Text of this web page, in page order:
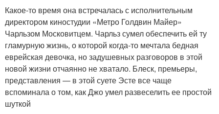
Какое-то время она встречалась с исполнительным
директором киностудии «Метро Голдвин Майер»
Чарльзом Московитцем. Чарльз сумел обеспечить ей ту
гламурную жизнь, о которой когда-то мечтала бедная
еврейская девочка, но задушевных разговоров в этой
новой жизни отчаянно не хватало. Блеск, премьеры,
представления — в этой суете Эсте все чаще
вспоминала о том, как Джо умел развеселить ее простой
шуткой